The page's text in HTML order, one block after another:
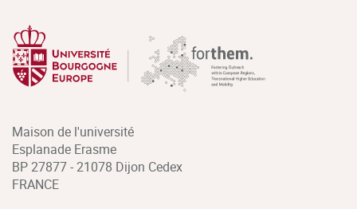
Maison de l'université
Esplanade Erasme
BP 27877 - 21078 Dijon Cedex
FRANCE